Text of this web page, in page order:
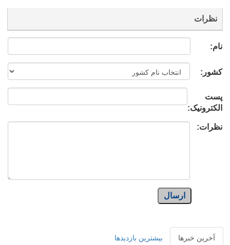
نظرات
نام:
کشور:
پست
الکترونیک:
نظرات:
ارسال
آخرین خبرها بیشترین بازدیدها